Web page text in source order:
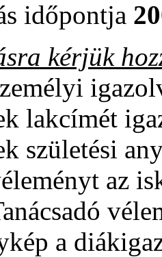
időpontja
kérjük
lakcímét
születési
az
a